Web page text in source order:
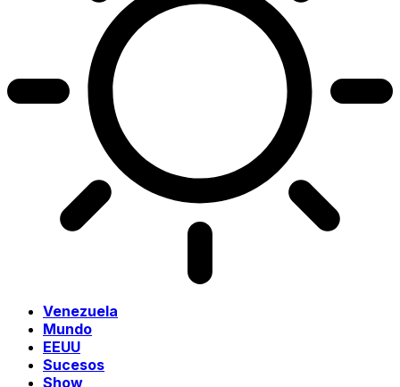
Venezuela
Mundo
EEUU
Sucesos
Show